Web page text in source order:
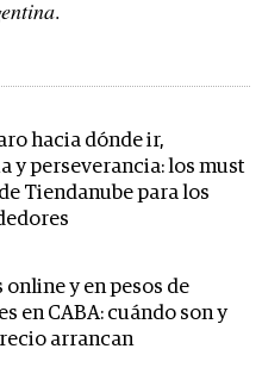
.
hacia dónde ir,
y perseverancia: los must
Tiendanube para los
online y en pesos de
en CABA: cuándo son y
arrancan